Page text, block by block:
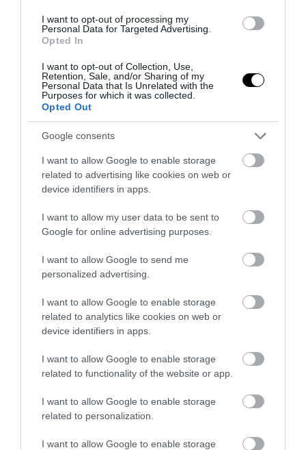
I want to opt-out of processing my
Personal Data for Targeted Advertising.
Opted In
I want to opt-out of Collection, Use,
Retention, Sale, and/or Sharing of my
Personal Data that Is Unrelated with the
Purposes for which it was collected.
Opted Out
Google consents
I want to allow Google to enable storage
related to advertising like cookies on web or
device identifiers in apps.
I want to allow my user data to be sent to
Google for online advertising purposes.
I want to allow Google to send me
personalized advertising.
I want to allow Google to enable storage
related to analytics like cookies on web or
device identifiers in apps.
I want to allow Google to enable storage
related to functionality of the website or app.
I want to allow Google to enable storage
related to personalization.
I want to allow Google to enable storage
Θ.Κολυδά
22.02.2026 | 12:16
Η ΕΜΥ επικαιροποίησε το έκτακτο
Βροχές, καταιγίδες, χαλάζι &
θυελλώδεις άνεμοι
17.02.2026 | 11:25